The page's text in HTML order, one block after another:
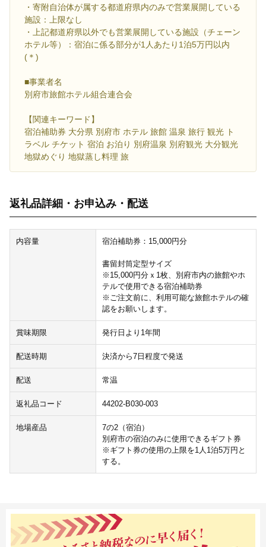
・寄附自治体が属する都道府県内のみで営業展開している
施設：上限なし
・上記都道府県以外でも営業展開している施設（チェーン
ホテル等）：宿泊に係る部分が1人あたり1泊5万円以内
(＊)
■事業者名
別府市旅館ホテル組合連合会
【関連キーワード】
宿泊補助券 大分県 別府市 ホテル 旅館 温泉 旅行 観光 ト
ラベル チケット 宿泊 お泊り 別府温泉 別府観光 大分観光
地獄めぐり 地獄蒸し料理 旅
返礼品詳細・お申込み・配送
内容量 宿泊補助券：15,000円分
書留封筒定型サイズ
※15,000円分ｘ1枚、別府市内の旅館やホ
テルで使用できる宿泊補助券
※ご注文前に、利用可能な旅館ホテルの確
認をお願いします。
賞味期限 発行日より1年間
配送時期 決済から7日程度で発送
配送 常温
返礼品コード 44202-B030-003
地場産品
7の2（宿泊）
別府市の宿泊のみに使用できるギフト券
※ギフト券の使用の上限を1人1泊5万円と
する。